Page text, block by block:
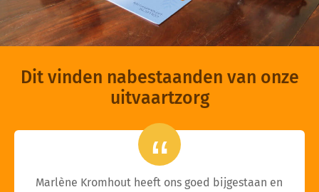
Dit vinden nabestaanden van onze
uitvaartzorg
Marlène Kromhout heeft ons goed bijgestaan en